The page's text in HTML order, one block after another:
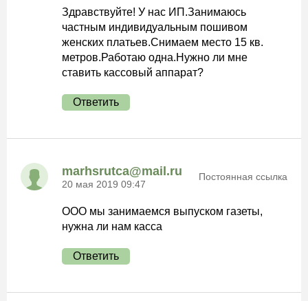
Здравствуйте! У нас ИП.Занимаюсь
частным индивидуальным пошивом
женских платьев.Снимаем место 15 кв.
метров.Работаю одна.Нужно ли мне
ставить кассовый аппарат?
Ответить
marhsrutca@mail.ru
20 мая 2019 09:47
Постоянная ссылка
ООО мы занимаемся выпуском газеты,
нужна ли нам касса
Ответить